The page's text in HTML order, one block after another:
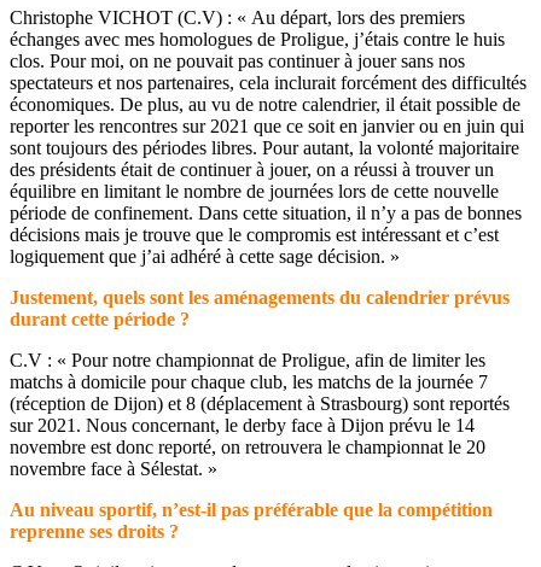
Christophe VICHOT (C.V) : « Au départ, lors des premiers
échanges avec mes homologues de Proligue, j’étais contre le huis
clos. Pour moi, on ne pouvait pas continuer à jouer sans nos
spectateurs et nos partenaires, cela inclurait forcément des difficultés
économiques. De plus, au vu de notre calendrier, il était possible de
reporter les rencontres sur 2021 que ce soit en janvier ou en juin qui
sont toujours des périodes libres. Pour autant, la volonté majoritaire
des présidents était de continuer à jouer, on a réussi à trouver un
équilibre en limitant le nombre de journées lors de cette nouvelle
période de confinement. Dans cette situation, il n’y a pas de bonnes
décisions mais je trouve que le compromis est intéressant et c’est
logiquement que j’ai adhéré à cette sage décision. »
Justement, quels sont les aménagements du calendrier prévus
durant cette période ?
C.V : « Pour notre championnat de Proligue, afin de limiter les
matchs à domicile pour chaque club, les matchs de la journée 7
(réception de Dijon) et 8 (déplacement à Strasbourg) sont reportés
sur 2021. Nous concernant, le derby face à Dijon prévu le 14
novembre est donc reporté, on retrouvera le championnat le 20
novembre face à Sélestat. »
Au niveau sportif, n’est-il pas préférable que la compétition
reprenne ses droits ?